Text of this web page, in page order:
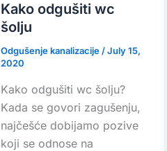
Kako odgušiti wc
šolju
Odgušenje kanalizacije /July 15,
2020
Kako odgušiti wc šolju?
Kada se govori zagušenju,
najčešće dobijamo pozive
koji se odnose na